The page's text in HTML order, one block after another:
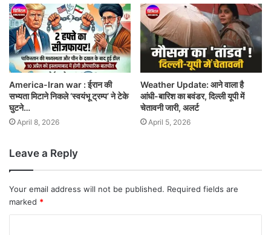
America-Iran war : ईरान की
सभ्यता मिटाने निकले ‘स्वयंभू ट्रम्प’ ने टेके
घुटने…
April 8, 2026
Weather Update: आने वाला है
आंधी-बारिश का बवंडर, दिल्ली यूपी में
चेतावनी जारी, अलर्ट
April 5, 2026
Leave a Reply
Your email address will not be published. Required fields are
marked *